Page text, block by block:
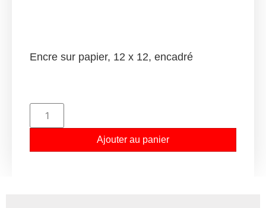
Encre sur papier, 12 x 12, encadré
Ajouter au panier